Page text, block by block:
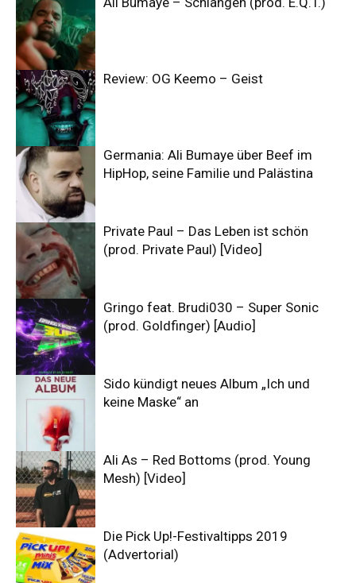
Review: OG Keemo – Geist
Germania: Ali Bumaye über Beef im
HipHop, seine Familie und Palästina
Private Paul – Das Leben ist schön
(prod. Private Paul) [Video]
Gringo feat. Brudi030 – Super Sonic
(prod. Goldfinger) [Audio]
Sido kündigt neues Album „Ich und
keine Maske“ an
Ali As – Red Bottoms (prod. Young
Mesh) [Video]
Die Pick Up!-Festivaltipps 2019
(Advertorial)